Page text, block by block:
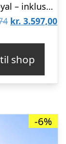
Vasia Royal – inklusiv billeje
Den
var:
kr. 4.096,74.
kr. 3.597,00
shop
-6%